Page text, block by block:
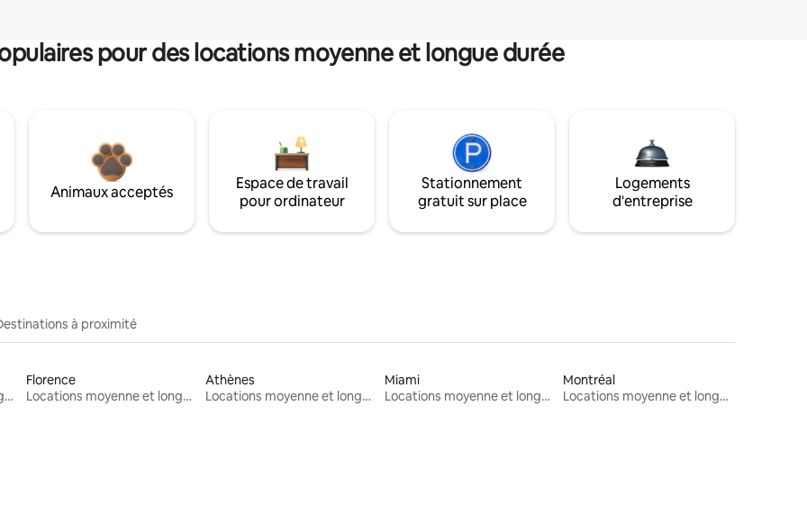
pour des locations moyenne et longue durée
Animaux acceptés
Espace de travail
pour ordinateur
Stationnement
gratuit sur place
Logements
d'entreprise
à proximité
Locations moyenne et longue durée
Florence
Locations moyenne et longue durée
Athènes
Locations moyenne et longue durée
Miami
Locations moyenne et longue durée
Montréal
Locations moyenne et longue durée